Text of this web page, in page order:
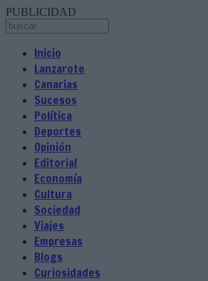
PUBLICIDAD
Inicio
Lanzarote
Canarias
Sucesos
Política
Deportes
Opinión
Editorial
Economía
Cultura
Sociedad
Viajes
Empresas
Blogs
Curiosidades